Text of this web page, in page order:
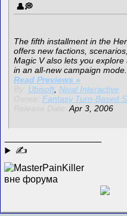
The fifth installment in the
offers new factions,
Magic V also lets you
in an all-new campaign mode.
Read Previews »
Ubisoft,Nival Interactive
Fantasy Turn-Based
Apr 3, 2006
✍